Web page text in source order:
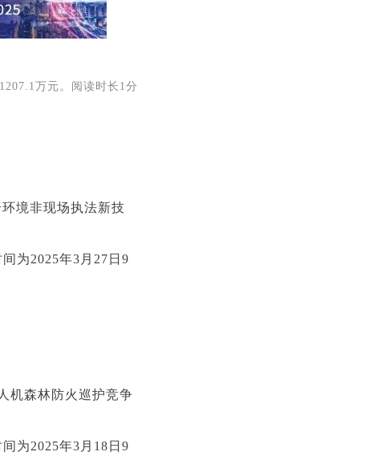
万元。阅读时长1分
境非现场执法新技
为2025年3月27日9
机森林防火巡护竞争
为2025年3月18日9